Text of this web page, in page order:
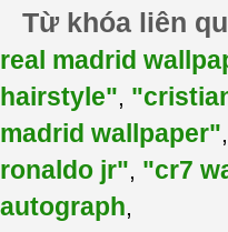
Từ khóa liên
real madrid
hairstyle",
madrid wallpaper",
ronaldo jr", "cr7
autograph,